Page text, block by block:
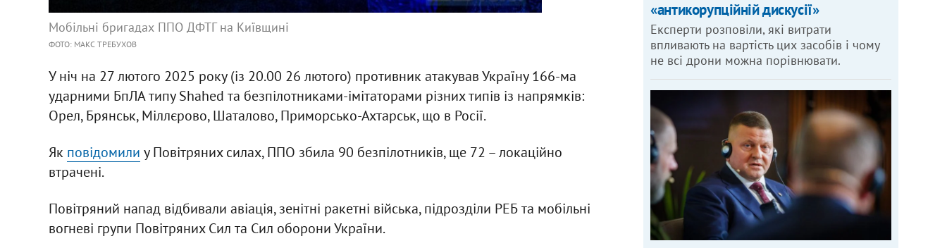
Мобільні бригадах ППО ДФТГ на Київщині
ФОТО: МАКС ТРЕБУХОВ
У ніч на 27 лютого 2025 року (із 20.00 26 лютого) противник атакував Україну 166-ма
ударними БпЛА типу Shahed та безпілотниками-імітаторами різних типів із напрямків:
Орел, Брянськ, Міллєрово, Шаталово, Приморсько-Ахтарськ, що в Росії.
Як повідомили у Повітряних силах, ППО збила 90 безпілотників, ще 72 – локаційно
втрачені.
Повітряний напад відбивали авіація, зенітні ракетні війська, підрозділи РЕБ та мобільні
вогневі групи Повітряних Сил та Сил оборони України.
«антикорупційній дискусії»
Експерти розповіли, які витрати
впливають на вартість цих засобів і чому
не всі дрони можна порівнювати.